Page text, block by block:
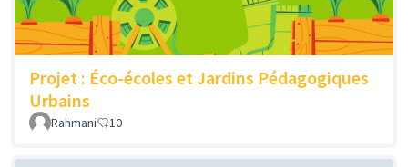
Projet : Éco-écoles et Jardins Pédagogiques
Urbains
Rahmani 10